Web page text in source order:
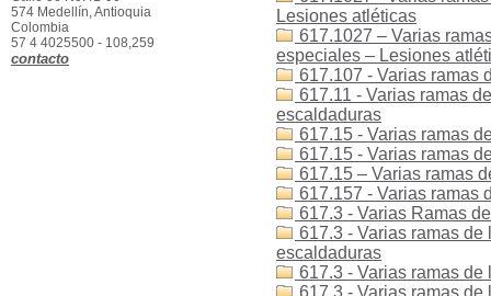
Lesiones atléticas
617.1027 – Varias
especiales – Lesiones
617.107 - Varias ramas
617.11 - Varias ramas
escaldaduras
617.15 - Varias ramas
617.15 - Varias ramas
617.15 – Varias ramas
617.157 - Varias ramas
617.3 - Varias Ramas
617.3 - Varias ramas
escaldaduras
617.3 - Varias ramas
617.3 - Varias ramas
574 Medellín, Antioquia
Colombia
57 4 4025500 - 108,259
contacto